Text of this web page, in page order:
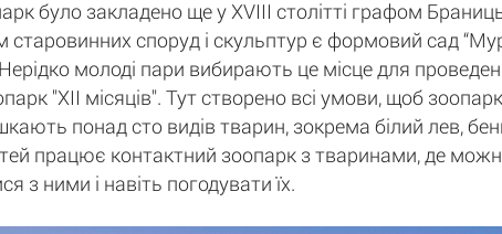
було закладено ще у XVIII столітті графом
старовинних споруд і скульптур є формовий сад
молоді пари вибирають це місце для
"ХII місяців". Тут створено всі умови, щоб
понад сто видів тварин, зокрема білий лев,
працює контактний зоопарк з тваринами, де
з ними і навіть погодувати їх.